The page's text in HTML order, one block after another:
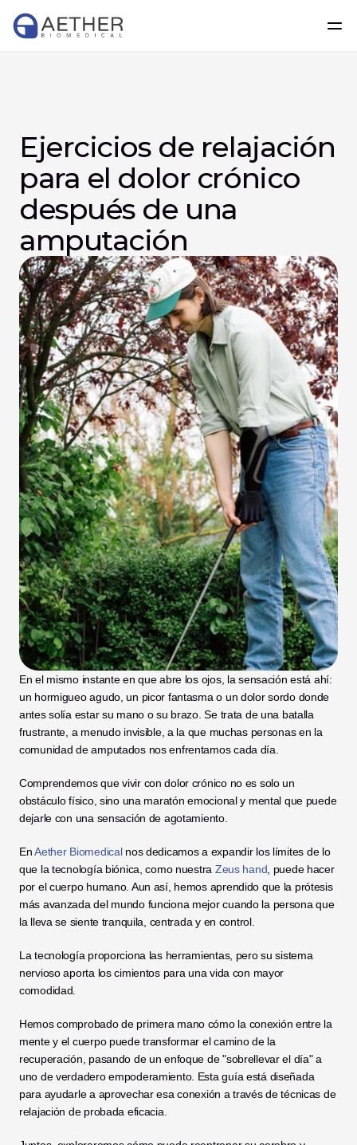
Ejercicios de relajación
para el dolor crónico
después de una
amputación
En el mismo instante en que abre los ojos, la sensación está ahí:
un hormigueo agudo, un picor fantasma o un dolor sordo donde
antes solía estar su mano o su brazo. Se trata de una batalla
frustrante, a menudo invisible, a la que muchas personas en la
comunidad de amputados nos enfrentamos cada día.
Comprendemos que vivir con dolor crónico no es solo un
obstáculo físico, sino una maratón emocional y mental que puede
dejarle con una sensación de agotamiento.
En Aether Biomedical nos dedicamos a expandir los límites de lo
que la tecnología biónica, como nuestra Zeus hand , puede hacer
por el cuerpo humano. Aun así, hemos aprendido que la prótesis
más avanzada del mundo funciona mejor cuando la persona que
la lleva se siente tranquila, centrada y en control.
La tecnología proporciona las herramientas, pero su sistema
nervioso aporta los cimientos para una vida con mayor
comodidad.
Hemos comprobado de primera mano cómo la conexión entre la
mente y el cuerpo puede transformar el camino de la
recuperación, pasando de un enfoque de "sobrellevar el día" a
uno de verdadero empoderamiento. Esta guía está diseñada
para ayudarle a aprovechar esa conexión a través de técnicas de
relajación de probada eficacia.